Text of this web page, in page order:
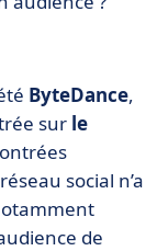
ByteDance,
sur le
social n’a
de